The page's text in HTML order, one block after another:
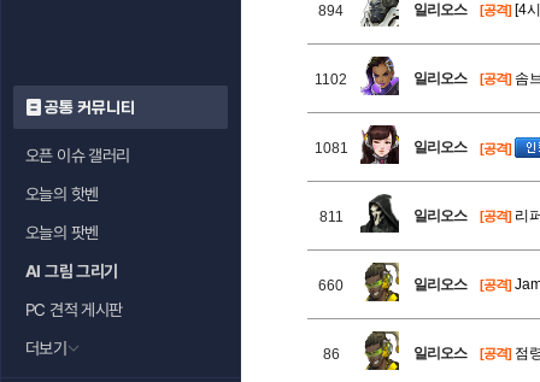
공통 커뮤니티
오픈 이슈 갤러리
오늘의 핫벤
오늘의 팟벤
AI 그림 그리기
PC 견적 게시판
더보기
894 일리오스 [공격] [4
1102 일리오스 [공격] 솜
1081 일리오스 [공격]
811 일리오스 [공격] 리
660 일리오스 [공격]
86 일리오스 [공격] 점